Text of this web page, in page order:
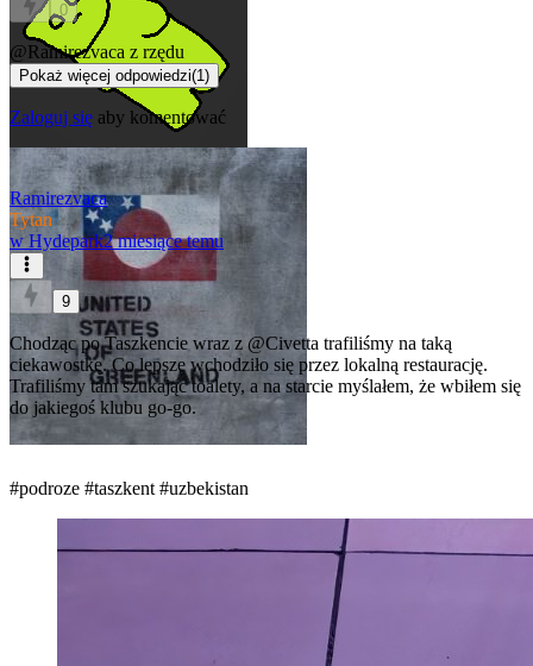
0
@Ramirezvaca z rzędu
Pokaż więcej odpowiedzi(1)
Zaloguj się aby komentować
Ramirezvaca
Tytan
w Hydepark2 miesiące temu
9
Chodząc po Taszkencie wraz z@Civetta trafiliśmy na taką
ciekawostkę. Co lepsze wchodziło się przez lokalną restaurację.
Trafiliśmy tam szukając toalety, a na starcie myślałem, że wbiłem się
do jakiegoś klubu go-go.
#podroze #taszkent #uzbekistan